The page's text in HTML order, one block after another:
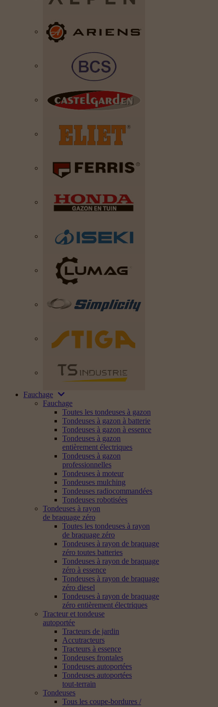
Fauchage
Fauchage
Toutes les tondeuses à gazon
Tondeuses à gazon à batterie
Tondeuses à gazon à essence
Tondeuses à gazon
entièrement électriques
Tondeuses à gazon
professionnelles
Tondeuses à moteur
Tondeuses mulching
Tondeuses radiocommandées
Tondeuses robotisées
Tondeuses à rayon
de braquage zéro
Toutes les tondeuses à rayon
de braquage zéro
Tondeuses à rayon de braquage
zéro toutes batteries
Tondeuses à rayon de braquage
zéro à essence
Tondeuses à rayon de braquage
zéro diesel
Tondeuses à rayon de braquage
zéro entièrement électriques
Tracteur et tondeuse
autoportée
Tracteurs de jardin
Accutracteurs
Tracteurs à essence
Tondeuses frontales
Tondeuses autoportées
Tondeuses autoportées
tout-terrain
Tondeuses
Tous les coupe-bordures /